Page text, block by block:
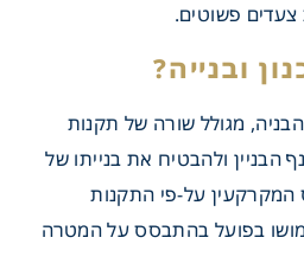
פשוטים.
והבניה, מגולל שורה של תקנות
ולהבטיח את בנייתו של
המקרקעין על-פי התקנות
בפועל בהתבסס על המטרה